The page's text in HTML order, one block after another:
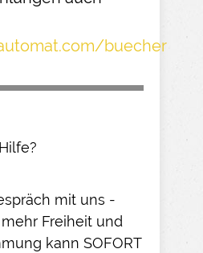
buecher
mit uns -
Freiheit und
kann SOFORT